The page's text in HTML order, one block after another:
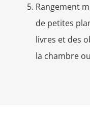
Rangement
de petites
livres et des
la chambre